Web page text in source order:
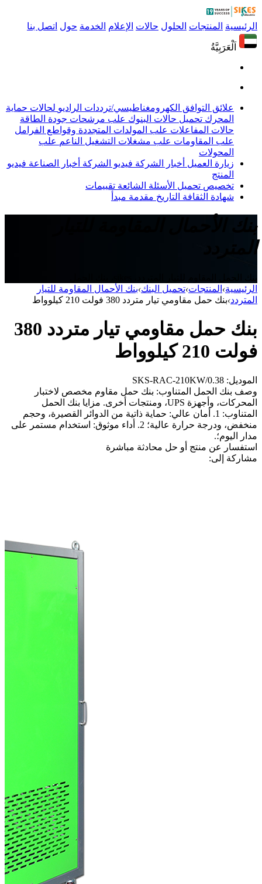
الرئيسية المنتجات الحلول حالات الإعلام الخدمة حول اتصل بنا
اَلْعَرَبِيَّةُ
علائق التوافق الكهرومغناطيسي/ترددات الراديو لحالات حماية
المحرك تحميل حالات البنوك علب مرشحات جودة الطاقة
حالات المفاعلات علب المولدات المتجددة وقواطع الفرامل
علب المقاومات علب مشغلات التشغيل الناعم علب
المحولات
زيارة العميل أخبار الشركة فيديو الشركة أخبار الصناعة فيديو
المنتج
تخصيص تحميل الأسئلة الشائعة تقييمات
شهادة الثقافة التاريخ مقدمة مبدأ
الرئيسية› المنتجات›تحميل البنك›بنك الأحمال المقاومة للتيار
المتردد›بنك حمل مقاومي تيار متردد 380 فولت 210 كيلوواط
بنك حمل مقاومي تيار متردد 380
فولت 210 كيلوواط
الموديل: SKS-RAC-210KW/0.38
وصف بنك الحمل المتناوب: بنك حمل مقاوم مخصص لاختبار
المحركات، وأجهزة UPS، ومنتجات أخرى. مزايا بنك الحمل
المتناوب: 1. أمان عالي: حماية ذاتية من الدوائر القصيرة، وحجم
منخفض، ودرجة حرارة عالية؛ 2. أداء موثوق: استخدام مستمر على
مدار اليوم؛.
استفسار عن منتج أو حل محادثة مباشرة
مشاركة إلى: